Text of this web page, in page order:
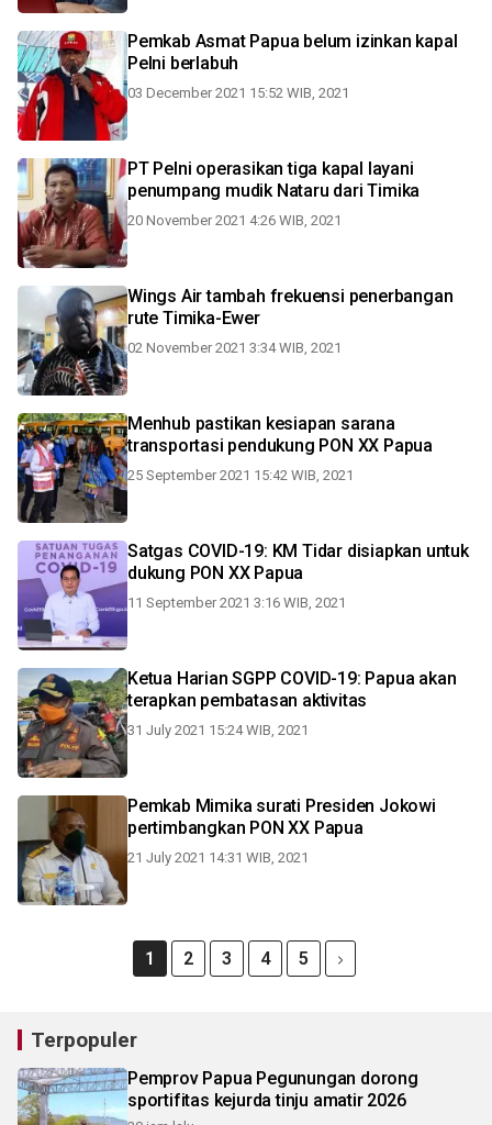
Pemkab Asmat Papua belum izinkan kapal
Pelni berlabuh
03 December 2021 15:52 WIB, 2021
PT Pelni operasikan tiga kapal layani
penumpang mudik Nataru dari Timika
20 November 2021 4:26 WIB, 2021
Wings Air tambah frekuensi penerbangan
rute Timika-Ewer
02 November 2021 3:34 WIB, 2021
Menhub pastikan kesiapan sarana
transportasi pendukung PON XX Papua
25 September 2021 15:42 WIB, 2021
Satgas COVID-19: KM Tidar disiapkan untuk
dukung PON XX Papua
11 September 2021 3:16 WIB, 2021
Ketua Harian SGPP COVID-19: Papua akan
terapkan pembatasan aktivitas
31 July 2021 15:24 WIB, 2021
Pemkab Mimika surati Presiden Jokowi
pertimbangkan PON XX Papua
21 July 2021 14:31 WIB, 2021
1 2 3 4 5
Terpopuler
Pemprov Papua Pegunungan dorong
sportifitas kejurda tinju amatir 2026